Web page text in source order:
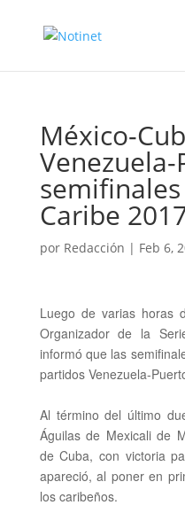
México-
Caribe
por Redacción | Feb 6,
Luego de varias horas
Organizador de la
informó que las
partidos Venezuela-
Al término del último
Águilas de Mexicali de
de Cuba, con victoria
apareció, al poner en
los caribeños.